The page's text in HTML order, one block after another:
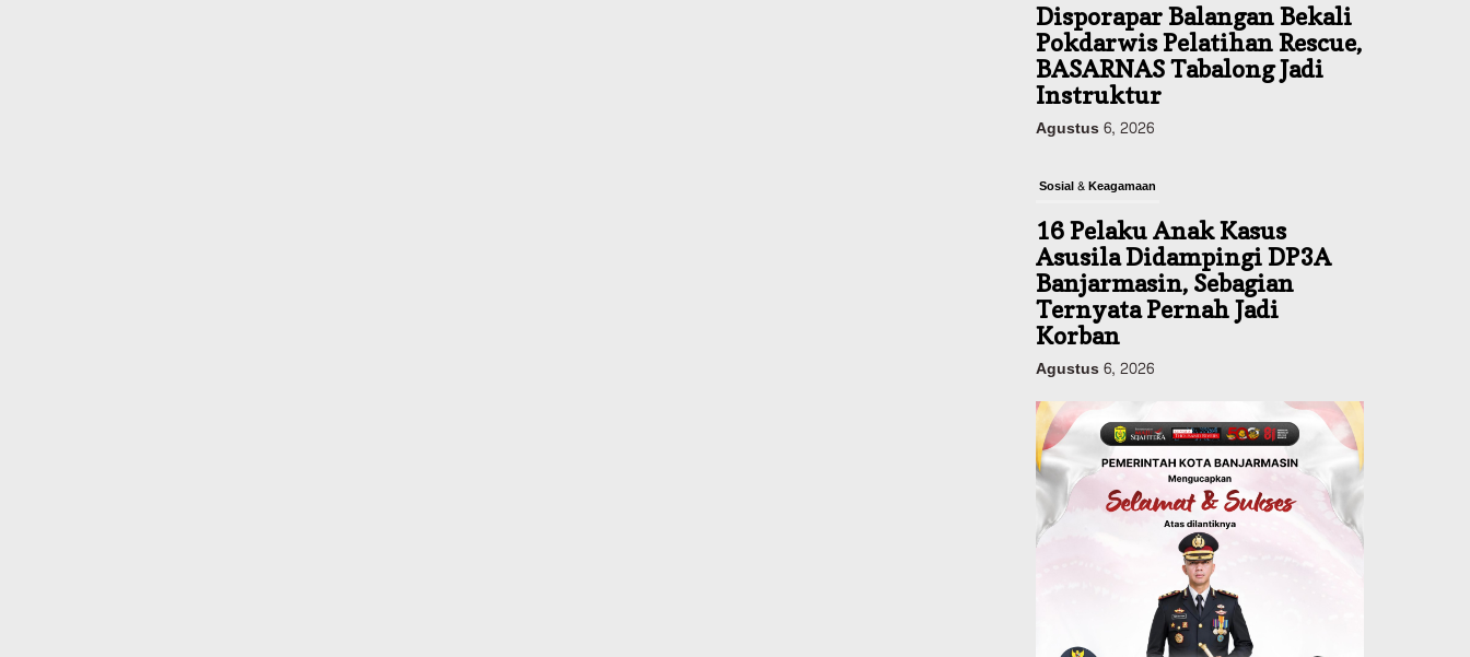
Disporapar Balangan Bekali
Pokdarwis Pelatihan Rescue,
BASARNAS Tabalong Jadi
Instruktur
Agustus 6, 2026
Sosial & Keagamaan
16 Pelaku Anak Kasus
Asusila Didampingi DP3A
Banjarmasin, Sebagian
Ternyata Pernah Jadi
Korban
Agustus 6, 2026
Dinas PUPR Kalsel Pembangunan
Tindak Lanjut
Pascakecelakaan Maut,
Pemerintah Janji
Tingkatkan Fasilitas
Keselamatan Jalan
Alternatif Banjarbaru–